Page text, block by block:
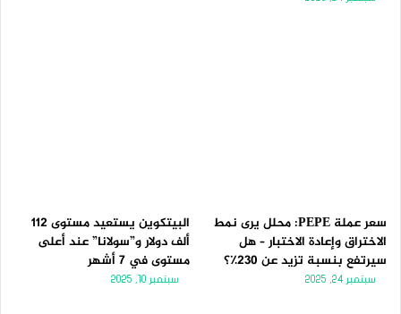
سعر عملة PEPE: محلل يرى نمط
الاختراق وإعادة الاختبار – هل
سيرتفع بنسبة تزيد عن 230٪؟
سبتمبر 24, 2025
البيتكوين يستعيد مستوى 112
ألف دولار و”سولانا” عند أعلى
مستوى في 7 أشهر
سبتمبر 10, 2025